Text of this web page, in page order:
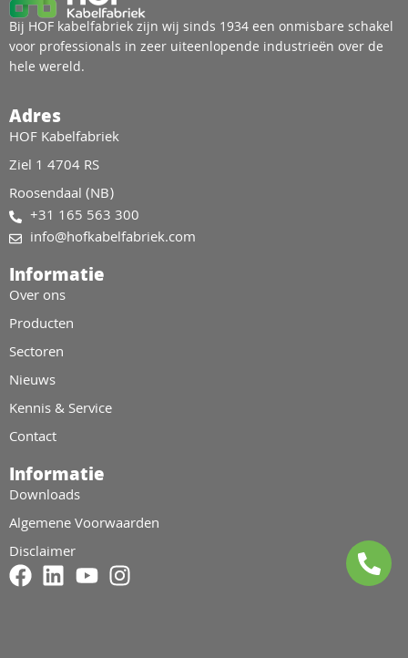
Bij HOF kabelfabriek zijn wij sinds 1934 een onmisbare schakel
voor professionals in zeer uiteenlopende industrieën over de
hele wereld.
Informatie
Downloads
Algemene Voorwaarden
Disclaimer
Adres
HOF Kabelfabriek
Ziel 1 4704 RS
Roosendaal (NB)
+31 165 563 300
info@hofkabelfabriek.com
Informatie
Over ons
Producten
Sectoren
Nieuws
Kennis & Service
Contact